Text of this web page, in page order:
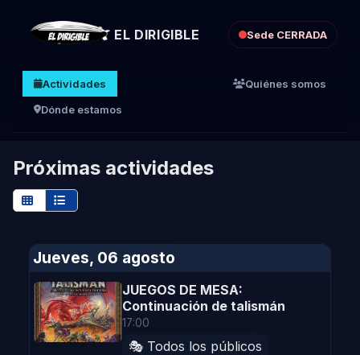
EL DIRIGIBLE Sede CERRADA
Actividades
Quiénes somos
Dónde estamos
Próximas actividades
Jueves, 06 agosto
JUEGOS DE MESA:
Continuación de talismán
17:00
🎭 Todos los públicos